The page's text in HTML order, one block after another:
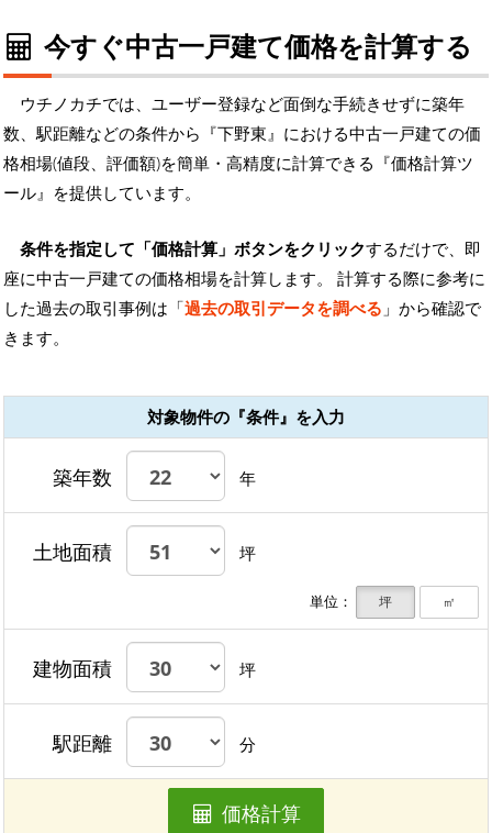
今すぐ中古一戸建て価格を計算する
ウチノカチでは、ユーザー登録など面倒な手続きせずに築年
数、駅距離などの条件から『下野東』における中古一戸建ての価
格相場(値段、評価額)を簡単・高精度に計算できる『価格計算ツ
ール』を提供しています。
条件を指定して「価格計算」ボタンをクリックするだけで、即
座に中古一戸建ての価格相場を計算します。 計算する際に参考に
した過去の取引事例は「過去の取引データを調べる 」から確認で
きます。
対象物件の『条件』を入力
築年数 年
土地面積 坪
単位： 坪 ㎡
建物面積 坪
駅距離 分
価格計算